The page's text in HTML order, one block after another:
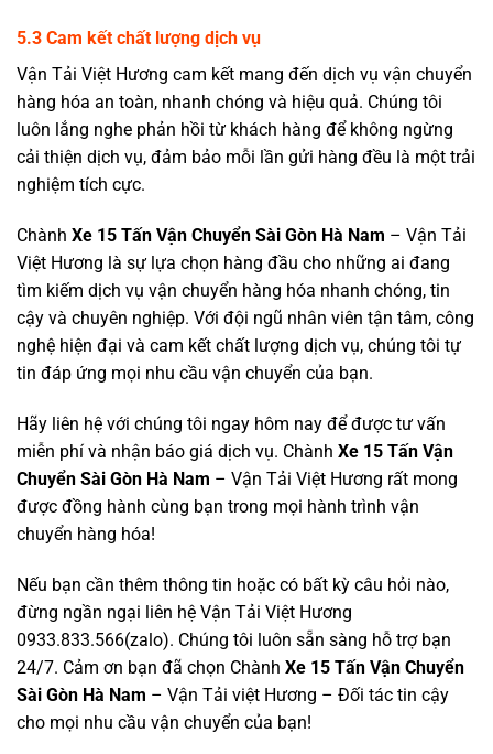
5.3 Cam kết chất lượng dịch vụ
Vận Tải Việt Hương cam kết mang đến dịch vụ vận chuyển
hàng hóa an toàn, nhanh chóng và hiệu quả. Chúng tôi
luôn lắng nghe phản hồi từ khách hàng để không ngừng
cải thiện dịch vụ, đảm bảo mỗi lần gửi hàng đều là một trải
nghiệm tích cực.
Chành Xe 15 Tấn Vận Chuyển Sài Gòn Hà Nam – Vận Tải
Việt Hương là sự lựa chọn hàng đầu cho những ai đang
tìm kiếm dịch vụ vận chuyển hàng hóa nhanh chóng, tin
cậy và chuyên nghiệp. Với đội ngũ nhân viên tận tâm, công
nghệ hiện đại và cam kết chất lượng dịch vụ, chúng tôi tự
tin đáp ứng mọi nhu cầu vận chuyển của bạn.
Hãy liên hệ với chúng tôi ngay hôm nay để được tư vấn
miễn phí và nhận báo giá dịch vụ. Chành Xe 15 Tấn Vận
Chuyển Sài Gòn Hà Nam – Vận Tải Việt Hương rất mong
được đồng hành cùng bạn trong mọi hành trình vận
chuyển hàng hóa!
Nếu bạn cần thêm thông tin hoặc có bất kỳ câu hỏi nào,
đừng ngần ngại liên hệ Vận Tải Việt Hương
0933.833.566(zalo). Chúng tôi luôn sẵn sàng hỗ trợ bạn
24/7. Cảm ơn bạn đã chọn Chành Xe 15 Tấn Vận Chuyển
Sài Gòn Hà Nam – Vận Tải việt Hương – Đối tác tin cậy
cho mọi nhu cầu vận chuyển của bạn!